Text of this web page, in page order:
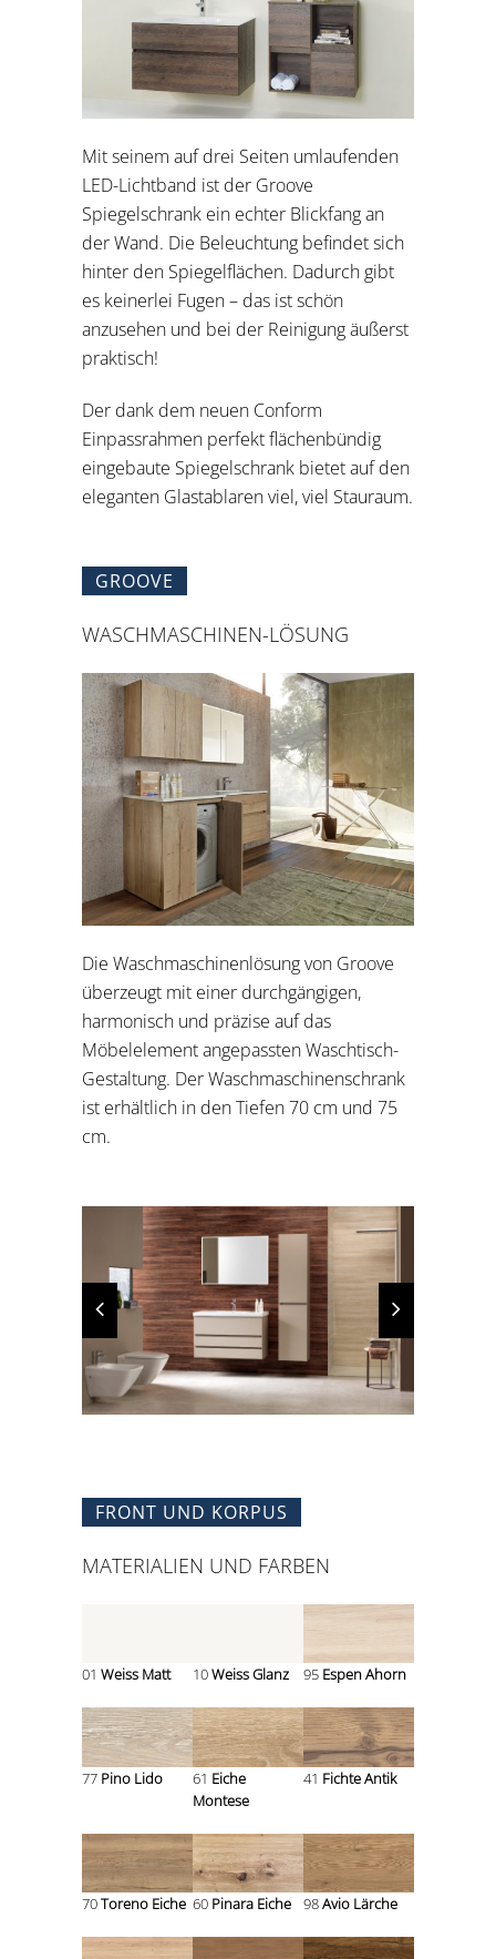
Mit seinem auf drei Seiten umlaufenden
LED-Lichtband ist der Groove
Spiegelschrank ein echter Blickfang an
der Wand. Die Beleuchtung befindet sich
hinter den Spiegelflächen. Dadurch gibt
es keinerlei Fugen – das ist schön
anzusehen und bei der Reinigung äußerst
praktisch!
Der dank dem neuen Conform
Einpassrahmen perfekt flächenbündig
eingebaute Spiegelschrank bietet auf den
eleganten Glastablaren viel, viel Stauraum.
GROOVE
WASCHMASCHINEN-LÖSUNG
Die Waschmaschinenlösung von Groove
überzeugt mit einer durchgängigen,
harmonisch und präzise auf das
Möbelelement angepassten Waschtisch-
Gestaltung. Der Waschmaschinenschrank
ist erhältlich in den Tiefen 70 cm und 75
cm.
FRONT UND KORPUS
MATERIALIEN UND FARBEN
01 Weiss Matt 10Weiss Glanz 95 Espen Ahorn
77 Pino Lido 61 Eiche
Montese
41 Fichte Antik
70Toreno Eiche 60 Pinara Eiche 98Avio Lärche